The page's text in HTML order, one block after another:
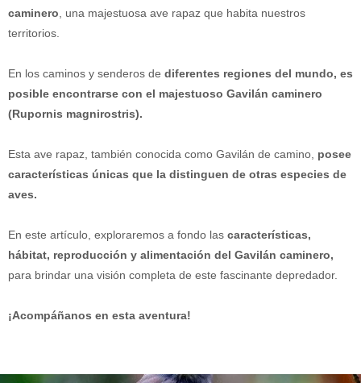
caminero , una majestuosa ave rapaz que habita nuestros
territorios.
En los caminos y senderos de diferentes regiones del mundo, es
posible encontrarse con el majestuoso Gavilán caminero
(Rupornis magnirostris).
Esta ave rapaz, también conocida como Gavilán de camino, posee
características únicas que la distinguen de otras especies de
aves.
En este artículo, exploraremos a fondo las características,
hábitat, reproducción y alimentación del Gavilán caminero,
para brindar una visión completa de este fascinante depredador.
¡Acompáñanos en esta aventura!